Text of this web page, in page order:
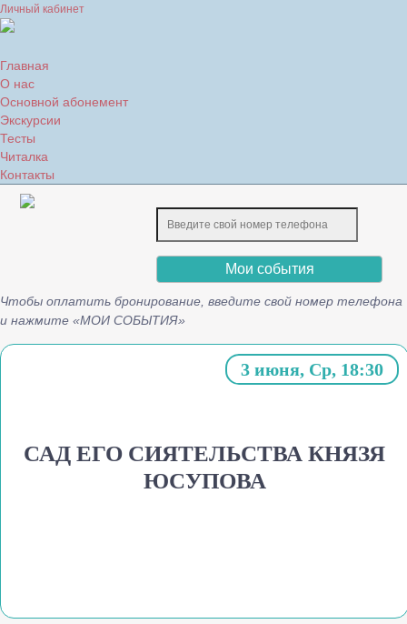
Личный кабинет
Главная
О нас
Основной абонемент
Экскурсии
Тесты
Читалка
Контакты
Мои события
Чтобы оплатить бронирование, введите свой номер телефона
и нажмите «МОИ СОБЫТИЯ»
3 июня, Ср, 18:30
САД ЕГО СИЯТЕЛЬСТВА КНЯЗЯ
ЮСУПОВА